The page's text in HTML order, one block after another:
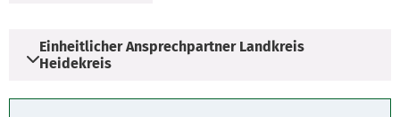
Einheitlicher Ansprechpartner Landkreis
Heidekreis